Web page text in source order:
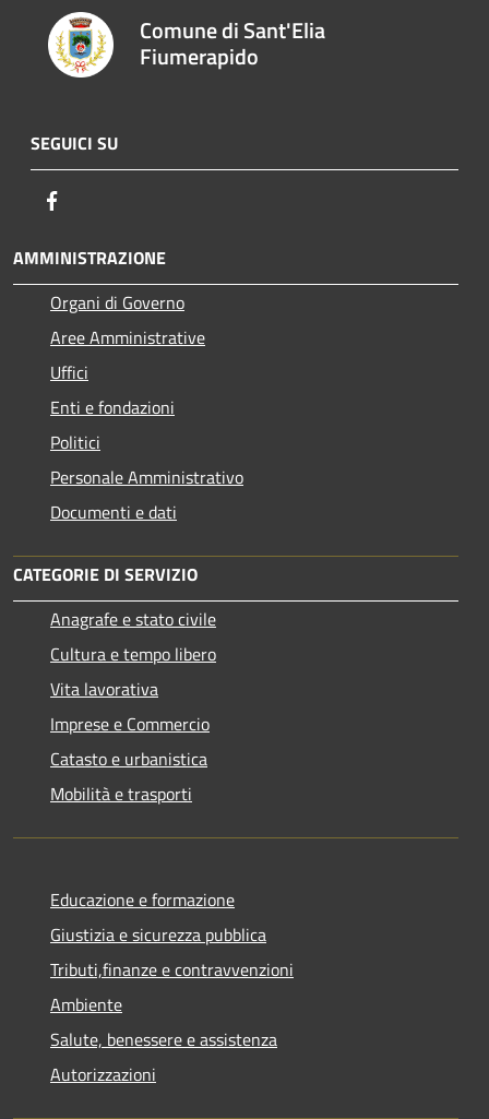
Comune di Sant'Elia
Fiumerapido
SEGUICI SU
AMMINISTRAZIONE
Organi di Governo
Aree Amministrative
Uffici
Enti e fondazioni
Politici
Personale Amministrativo
Documenti e dati
CATEGORIE DI SERVIZIO
Anagrafe e stato civile
Cultura e tempo libero
Vita lavorativa
Imprese e Commercio
Catasto e urbanistica
Mobilità e trasporti
Educazione e formazione
Giustizia e sicurezza pubblica
Tributi,finanze e contravvenzioni
Ambiente
Salute, benessere e assistenza
Autorizzazioni